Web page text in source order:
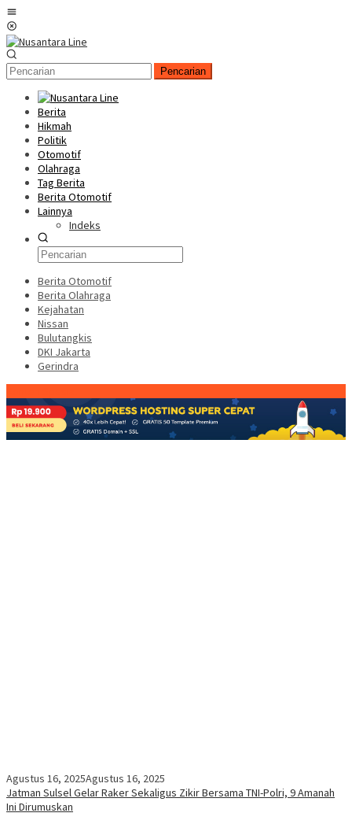
Loncat
ke
konten
Pencarian
Berita
Hikmah
Politik
Otomotif
Olahraga
Tag Berita
Berita Otomotif
Lainnya
Indeks
Berita Otomotif
Berita Olahraga
Kejahatan
Nissan
Bulutangkis
DKI Jakarta
Gerindra
Agustus 16, 2025Agustus 16, 2025
Jatman Sulsel Gelar Raker Sekaligus Zikir Bersama TNI-Polri, 9 Amanah
Ini Dirumuskan